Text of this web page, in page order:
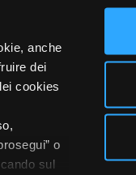
anche
dei
cookies
o
sul